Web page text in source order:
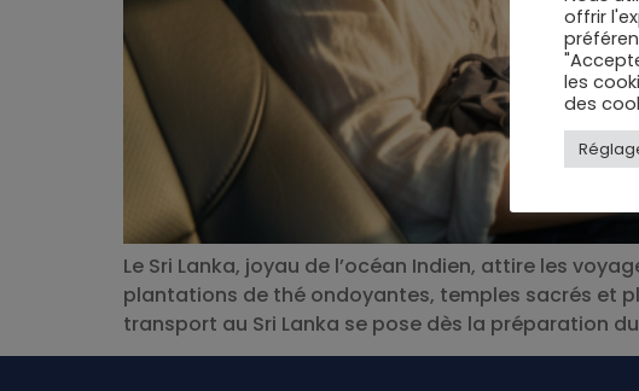
Le Sri Lanka, joyau de l’océan Indien, attire les
plantations de thé ondoyantes, temples sacrés et
transport au Sri Lanka se pose dès la préparation
offrir
les
des